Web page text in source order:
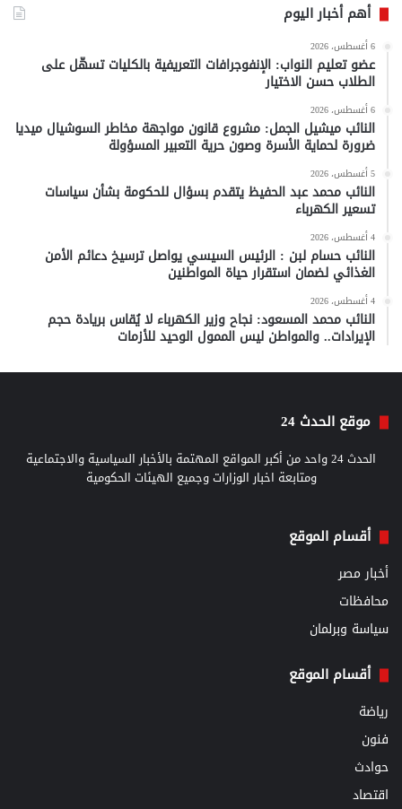
أهم أخبار اليوم
6 أغسطس، 2026
عضو تعليم النواب: الإنفوجرافات التعريفية بالكليات تسهّل على
الطلاب حسن الاختيار
6 أغسطس، 2026
النائب ميشيل الجمل: مشروع قانون مواجهة مخاطر السوشيال ميديا
ضرورة لحماية الأسرة وصون حرية التعبير المسؤولة
5 أغسطس، 2026
النائب محمد عبد الحفيظ يتقدم بسؤال للحكومة بشأن سياسات
تسعير الكهرباء
4 أغسطس، 2026
النائب حسام لبن : الرئيس السيسي يواصل ترسيخ دعائم الأمن
الغذائي لضمان استقرار حياة المواطنين
4 أغسطس، 2026
النائب محمد المسعود: نجاح وزير الكهرباء لا يُقاس بريادة حجم
الإيرادات.. والمواطن ليس الممول الوحيد للأزمات
موقع الحدث 24
الحدث 24 واحد من أكبر المواقع المهتمة بالأخبار السياسية والاجتماعية
ومتابعة اخبار الوزارات وجميع الهيئات الحكومية
أقسام الموقع
أخبار مصر
محافظات
سياسة وبرلمان
أقسام الموقع
رياضة
فنون
حوادث
اقتصاد